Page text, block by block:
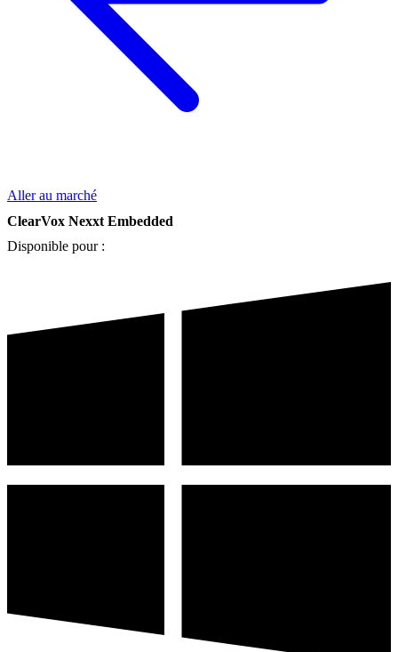
Aller au marché
ClearVox Nexxt Embedded
Disponible pour :